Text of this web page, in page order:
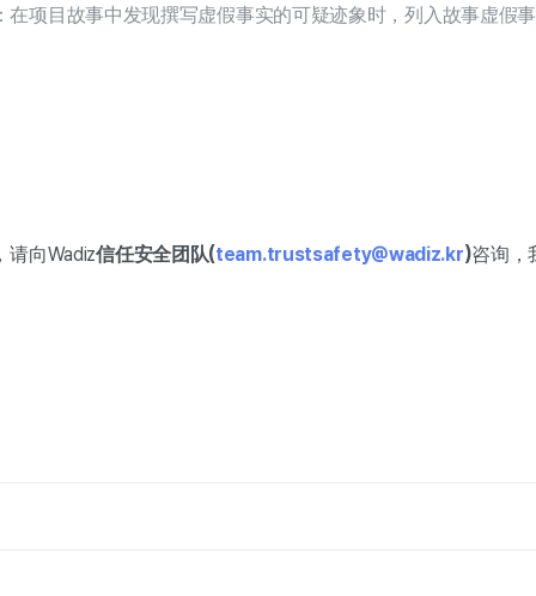
在项目故事中发现撰写虚假事实的可疑迹象时，列入故事虚假
请向Wadiz信任安全团队(team.trustsafety@wadiz.kr)咨询，